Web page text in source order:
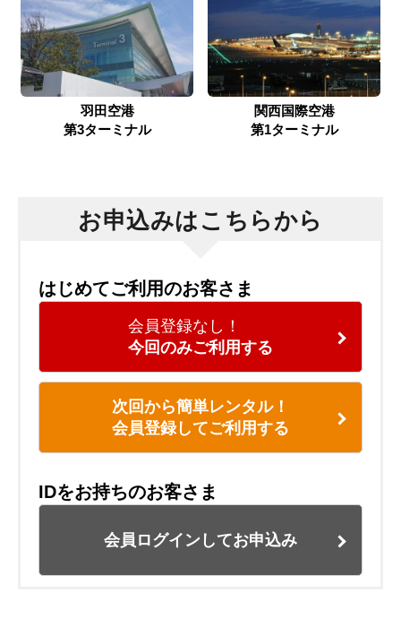
羽田空港
第3ターミナル
関西国際空港
第1ターミナル
お申込みはこちらから
はじめてご利用のお客さま
会員登録なし！
今回のみご利用する
次回から簡単レンタル！
会員登録してご利用する
IDをお持ちのお客さま
会員ログインしてお申込み